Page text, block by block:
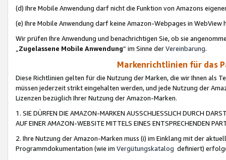
(d) Ihre Mobile Anwendung darf nicht die Funktion von Amazons
(e) Ihre Mobile Anwendung darf keine Amazon-Webpages in WebView
Wir prüfen Ihre Anwendung und benachrichtigen Sie, ob sie
„Zugelassene Mobile Anwendung“ im Sinne derVereinbarung.
Markenrichtlinien für das
Diese Richtlinien gelten für die Nutzung der Marken, die wir Ihnen als
müssen jederzeit strikt eingehalten werden, und jede Nutzung der
Lizenzen bezüglich Ihrer Nutzung der Amazon-Marken.
1. SIE DÜRFEN DIE AMAZON-MARKEN AUSSCHLIESSLICH DURCH
AUF EINER AMAZON-WEBSITE MITTELS EINES ENTSPRECHENDEN
2. Ihre Nutzung der Amazon-Marken muss (i) im Einklang mit der
Programmdokumentation (wie im Vergütungskatalog definiert)